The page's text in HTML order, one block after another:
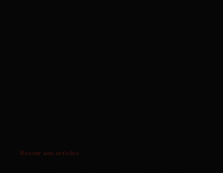
Retour aux articles